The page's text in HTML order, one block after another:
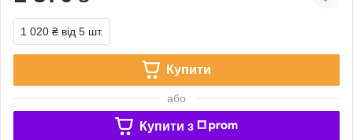
1 020 ₴ від 5 шт.
Купити
або
Купити з